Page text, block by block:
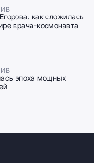
как сложилась
врача-космонавта
эпоха мощных